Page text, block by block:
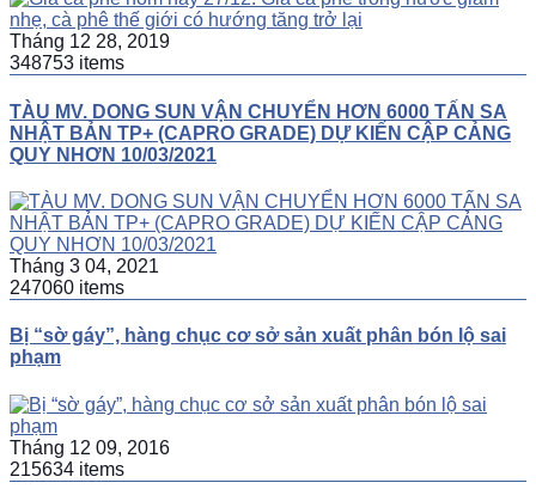
Tháng 12 28, 2019
348753 items
TÀU MV. DONG SUN VẬN CHUYỂN HƠN 6000 TẤN SA
NHẬT BẢN TP+ (CAPRO GRADE) DỰ KIẾN CẬP CẢNG
QUY NHƠN 10/03/2021
Tháng 3 04, 2021
247060 items
Bị “sờ gáy”, hàng chục cơ sở sản xuất phân bón lộ sai
phạm
Tháng 12 09, 2016
215634 items